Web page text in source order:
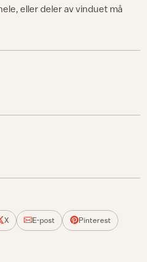
eller deler av vinduet må
X E-post Pinterest